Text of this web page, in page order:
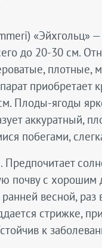
«Эйхгольц»
до 20-30 см.
приобретает
Плоды-ягоды
аккуратный,
побегами,
почву с хорошим
весной, раз
стрижке,
к